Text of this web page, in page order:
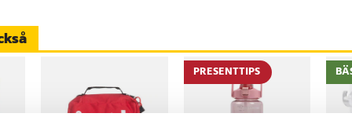
öka säkerheten för dig
PRESENTTIPS